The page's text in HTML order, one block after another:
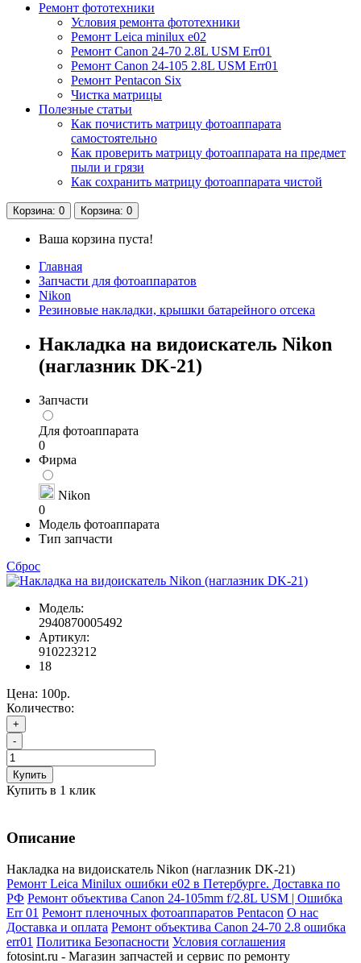
Ремонт фототехники
Условия ремонта фототехники
Ремонт Leica minilux e02
Ремонт Canon 24-70 2.8L USM Err01
Ремонт Canon 24-105 2.8L USM Err01
Ремонт Pentacon Six
Чистка матрицы
Полезные статьи
Как почистить матрицу фотоаппарата
самостоятельно
Как проверить матрицу фотоаппарата на предмет
пыли и грязи
Как сохранить матрицу фотоаппарата чистой
Корзина: 0 Корзина: 0
Ваша корзина пуста!
Главная
Запчасти для фотоаппаратов
Nikon
Резиновые накладки, крышки батарейного отсека
Накладка на видоискатель Nikon
(наглазник DK-21)
Запчасти
Для фотоаппарата
0
Фирма
Nikon
0
Модель фотоаппарата
Тип запчасти
Сброс
Модель:
2940870005492
Артикул:
910223212
18
Цена: 100р.
Количество:
+
-
Купить
Купить в 1 клик
Описание
Накладка на видоискатель Nikon (наглазник DK-21)
Ремонт Leica Minilux ошибки e02 в Петербурге. Доставка по
РФ Ремонт объектива Canon 24-105mm f/2.8L USM | Ошибка
Err 01 Ремонт пленочных фотоаппаратов Pentacon О нас
Доставка и оплата Ремонт объектива Canon 24-70 2.8 ошибка
err01 Политика Безопасности Условия соглашения
fotosint.ru - Магазин запчастей и сервис по ремонту